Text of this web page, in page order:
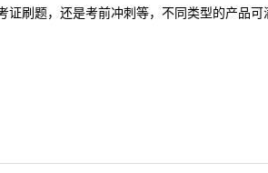
刷题，还是考前冲刺等，不同类型的产品